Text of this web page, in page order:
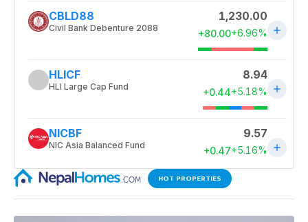
HOT PROPERTIES